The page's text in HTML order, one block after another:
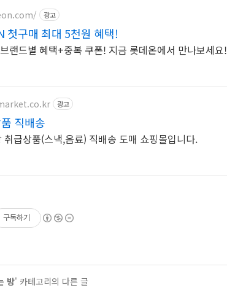
광고
첫구매 최대 5천원 혜택!
랜드별 혜택+중복 쿠폰! 지금 롯데온에서 만나보세요!
광고
직배송
취급상품(스낵,음료) 직배송 도매 쇼핑몰입니다.
구독하기
방' 카테고리의 다른 글